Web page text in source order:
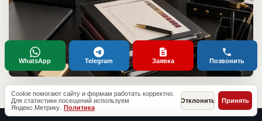
Cookie помогают сайту и формам работать корректно.
Для статистики посещений используем
Яндекс.Метрику. Политика
Отклонить Принять
WhatsApp Telegram Заявка Позвонить